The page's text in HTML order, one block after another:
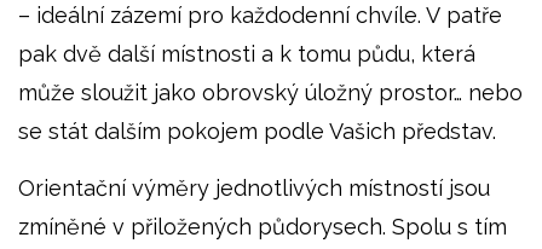
– ideální zázemí pro každodenní chvíle. V patře
pak dvě další místnosti a k tomu půdu, která
může sloužit jako obrovský úložný prostor… nebo
se stát dalším pokojem podle Vašich představ.
Orientační výměry jednotlivých místností jsou
zmíněné v přiložených půdorysech. Spolu s tím